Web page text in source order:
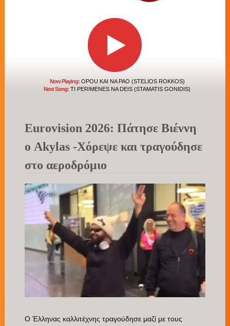
Now Playing:OPOU KAI NA PAO (STELIOS ROKKOS)
Next Song: TI PERIMENES NA DEIS (STAMATIS GONIDIS)
Eurovision 2026: Πάτησε Βιέννη
ο Akylas -Χόρεψε και τραγούδησε
στο αεροδρόμιο
Ο Έλληνας καλλιτέχνης τραγούδησε μαζί με τους